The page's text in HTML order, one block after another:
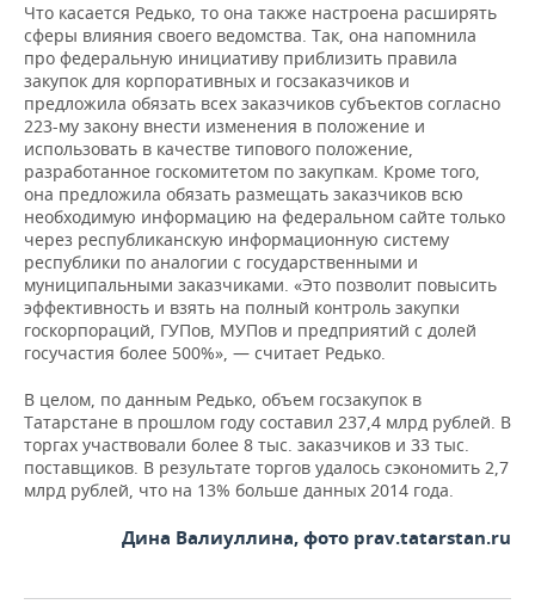
Что касается Редько, то она также настроена расширять
сферы влияния своего ведомства. Так, она напомнила
про федеральную инициативу приблизить правила
закупок для корпоративных и госзаказчиков и
предложила обязать всех заказчиков субъектов согласно
223-му закону внести изменения в положение и
использовать в качестве типового положение,
разработанное госкомитетом по закупкам. Кроме того,
она предложила обязать размещать заказчиков всю
необходимую информацию на федеральном сайте только
через республиканскую информационную систему
республики по аналогии с государственными и
муниципальными заказчиками. «Это позволит повысить
эффективность и взять на полный контроль закупки
госкорпораций, ГУПов, МУПов и предприятий с долей
госучастия более 500%», — считает Редько.
В целом, по данным Редько, объем госзакупок в
Татарстане в прошлом году составил 237,4 млрд рублей. В
торгах участвовали более 8 тыс. заказчиков и 33 тыс.
поставщиков. В результате торгов удалось сэкономить 2,7
млрд рублей, что на 13% больше данных 2014 года.
Дина Валиуллина, фото prav.tatarstan.ru